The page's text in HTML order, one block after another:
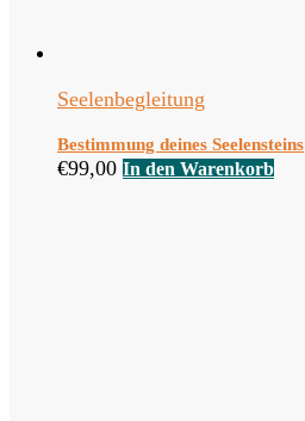
Seelenbegleitung
Bestimmung deines Seelensteins
€99,00 In den Warenkorb